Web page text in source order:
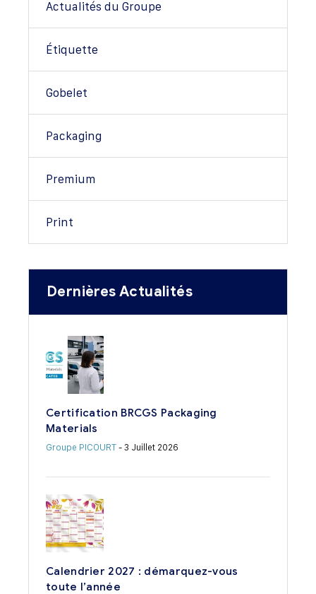
Actualités du Groupe
Étiquette
Gobelet
Packaging
Premium
Print
Dernières Actualités
Certification BRCGS Packaging
Materials
Groupe PICOURT- 3 Juillet 2026
Calendrier 2027 : démarquez-vous
toute l’année